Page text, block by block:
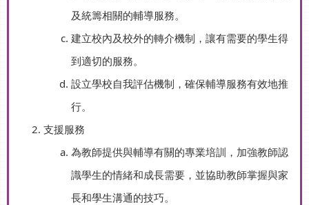
及統籌相關的輔導服務。
建立校內及校外的轉介機制，讓有需要的學生得
到適切的服務。
設立學校自我評估機制，確保輔導服務有效地推
行。
支援服務
為教師提供與輔導有關的專業培訓，加強教師認
識學生的情緒和成長需要，並協助教師掌握與家
長和學生溝通的技巧。